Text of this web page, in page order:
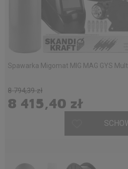
Spawarka Migomat MIG MAG GYS
8 415,40 zł
8 794,39 zł